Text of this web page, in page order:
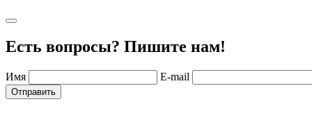
Есть вопросы? Пишите нам!
Имя E-mail